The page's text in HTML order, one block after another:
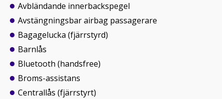
Avbländande innerbackspegel
Avstängningsbar airbag passagerare
Bagagelucka (fjärrstyrd)
Barnlås
Bluetooth (handsfree)
Broms-assistans
Centrallås (fjärrstyrt)